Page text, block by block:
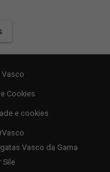
Cookies
e cookies
Vasco da Gama
Sile